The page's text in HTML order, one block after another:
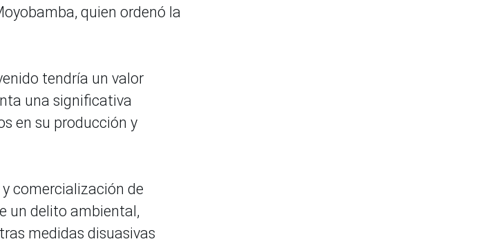
quien ordenó la
tendría un valor
una significativa
en su producción y
comercialización de
un delito ambiental,
medidas disuasivas